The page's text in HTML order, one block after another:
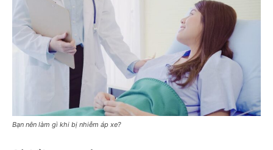
Bạn nên làm gì khi bị nhiễm áp xe?